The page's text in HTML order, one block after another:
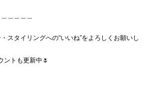
スタイリングへの“いいね”をよろしくお願いし
ントも更新中🌷